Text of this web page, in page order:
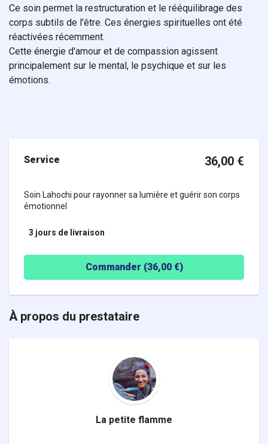
Ce soin permet la restructuration et le rééquilibrage des
corps subtils de l'être. Ces énergies spirituelles ont été
réactivées récemment.
Cette énergie d'amour et de compassion agissent
principalement sur le mental, le psychique et sur les
émotions.
Service 36,00 €
Soin Lahochi pour rayonner sa lumière et guérir son corps
émotionnel
3 jours de livraison
Commander (36,00€)
À propos du prestataire
La petite flamme